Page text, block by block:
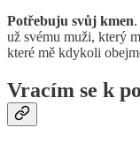
Potřebuju svůj kmen
už svému muži, který
které mě kdykoli
Vracím se k